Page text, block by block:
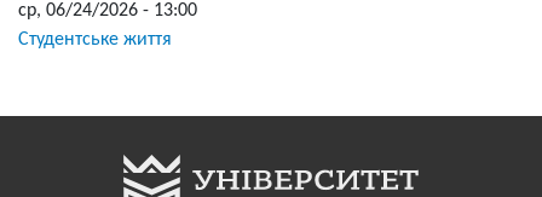
ср, 06/24/2026 - 13:00
Студентське життя